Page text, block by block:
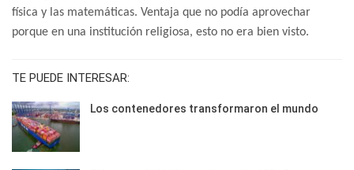
física y las matemáticas. Ventaja que no podía aprovechar
porque en una institución religiosa, esto no era bien visto.
TE PUEDE INTERESAR:
Los contenedores transformaron el mundo